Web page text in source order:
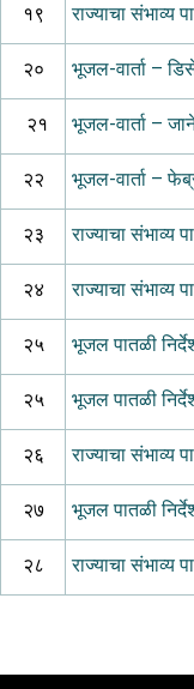
१९ राज्याचा संभाव्य
२० भूजल-वार्ता –
२१ भूजल-वार्ता –
२२ भूजल-वार्ता –
२३ राज्याचा संभाव्य
२४ राज्याचा संभाव्य
२५ भूजल पातळी
२५ भूजल पातळी
२६ राज्याचा संभाव्य
२७ भूजल पातळी
२८ राज्याचा संभाव्य